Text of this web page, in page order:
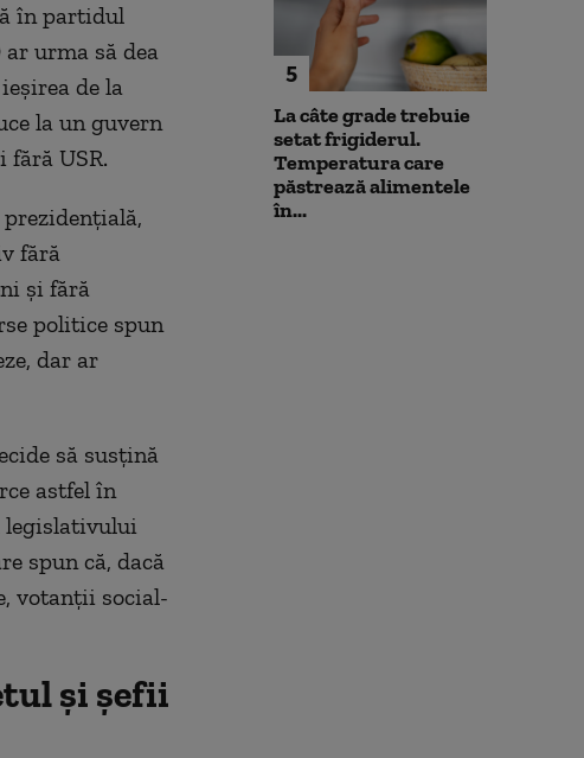
în partidul
urma să dea
de la
la un guvern
USR.
fără
și fără
politice spun
dar ar
să susțină
astfel în
legislativului
spun că, dacă
votanții social-
și șefii
5
La câte grade trebuie
setat frigiderul.
Temperatura care
păstrează alimentele
în...